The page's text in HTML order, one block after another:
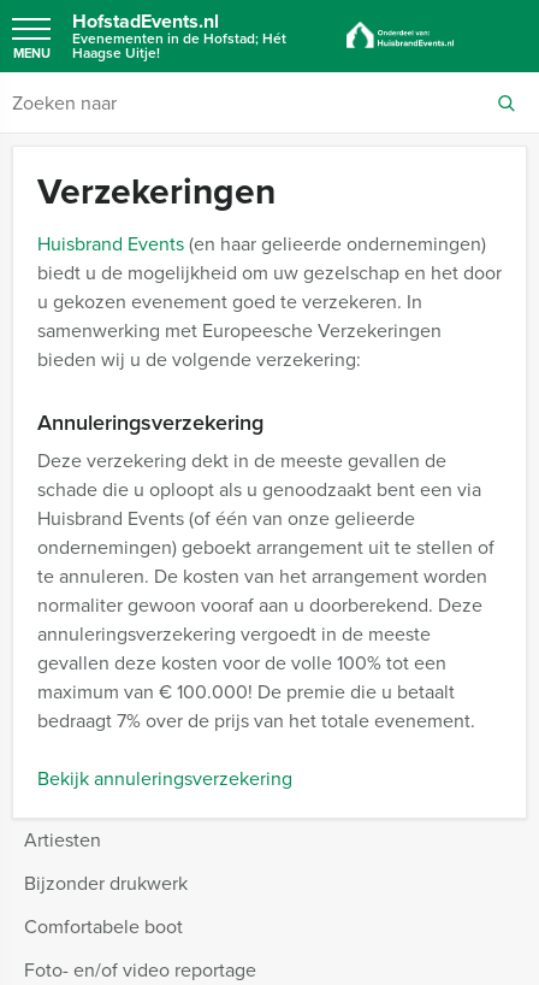
HofstadEvents.nl
Evenementen in de Hofstad; Hét
Haagse Uitje!
MENU
Verzekeringen
Huisbrand Events(en haar gelieerde ondernemingen)
biedt u de mogelijkheid om uw gezelschap en het door
u gekozen evenement goed te verzekeren. In
samenwerking met Europeesche Verzekeringen
bieden wij u de volgende verzekering:
Annuleringsverzekering
Deze verzekering dekt in de meeste gevallen de
schade die u oploopt als u genoodzaakt bent een via
Huisbrand Events (of één van onze gelieerde
ondernemingen) geboekt arrangement uit te stellen of
te annuleren. De kosten van het arrangement worden
normaliter gewoon vooraf aan u doorberekend. Deze
annuleringsverzekering vergoedt in de meeste
gevallen deze kosten voor de volle 100% tot een
maximum van € 100.000! De premie die u betaalt
bedraagt 7% over de prijs van het totale evenement.
Bekijk annuleringsverzekering
Artiesten
Bijzonder drukwerk
Comfortabele boot
Foto- en/of video reportage